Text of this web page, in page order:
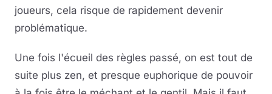
joueurs, cela risque de rapidement devenir
problématique.
Une fois l'écueil des règles passé, on est tout de
suite plus zen, et presque euphorique de pouvoir